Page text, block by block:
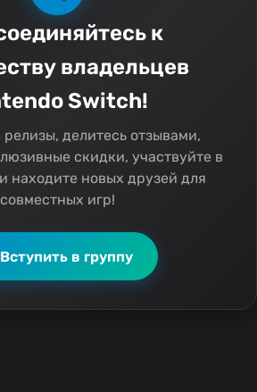
к
владельцев
Switch!
делитесь отзывами,
скидки, участвуйте в
находите новых друзей для
совместных игр!
Вступить в группу